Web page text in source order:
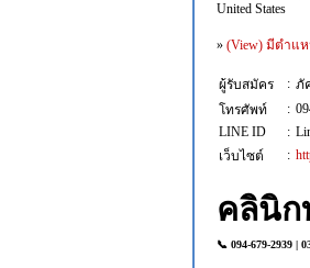
United States
» (View) มีตำแ
ผู้รับสมัคร : ภั
โทรศัพท์
:
LINE ID
:
เว็บไซต์
:
คลินิก
📞 094-679-2939 |